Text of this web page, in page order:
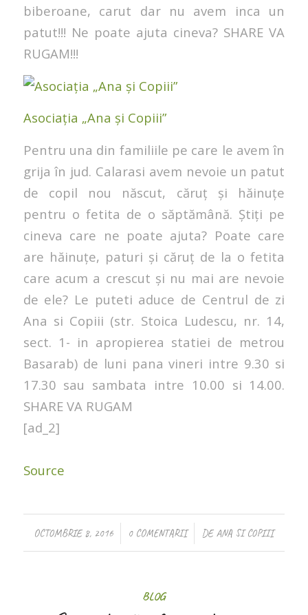
biberoane, carut dar nu avem inca un
patut!!! Ne poate ajuta cineva? SHARE VA
RUGAM!!!
Asociația „Ana și Copiii”
Pentru una din familiile pe care le avem în
grija în jud. Calarasi avem nevoie un patut
de copil nou născut, căruț și hăinuțe
pentru o fetita de o săptămână. Știți pe
cineva care ne poate ajuta? Poate care
are hăinuțe, paturi și căruț de la o fetita
care acum a crescut și nu mai are nevoie
de ele? Le puteti aduce de Centrul de zi
Ana si Copiii (str. Stoica Ludescu, nr. 14,
sect. 1- in apropierea statiei de metrou
Basarab) de luni pana vineri intre 9.30 si
17.30 sau sambata intre 10.00 si 14.00.
SHARE VA RUGAM
[ad_2]
Source
OCTOMBRIE 8, 2016
/ 0 COMENTARII
/ DE ANA SI COPIII
BLOG